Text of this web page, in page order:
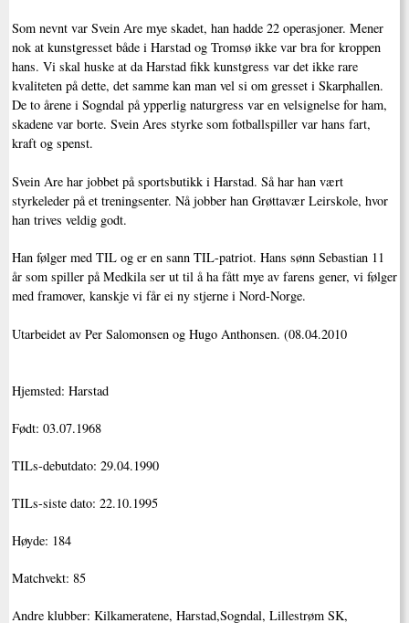
Som nevnt var Svein Are mye skadet, han hadde 22 operasjoner. Mener
nok at kunstgresset både i Harstad og Tromsø ikke var bra for kroppen
hans. Vi skal huske at da Harstad fikk kunstgress var det ikke rare
kvaliteten på dette, det samme kan man vel si om gresset i Skarphallen.
De to årene i Sogndal på ypperlig naturgress var en velsignelse for ham,
skadene var borte. Svein Ares styrke som fotballspiller var hans fart,
kraft og spenst.
Svein Are har jobbet på sportsbutikk i Harstad. Så har han vært
styrkeleder på et treningsenter. Nå jobber han Grøttavær Leirskole, hvor
han trives veldig godt.
Han følger med TIL og er en sann TIL-patriot. Hans sønn Sebastian 11
år som spiller på Medkila ser ut til å ha fått mye av farens gener, vi følger
med framover, kanskje vi får ei ny stjerne i Nord-Norge.
Utarbeidet av Per Salomonsen og Hugo Anthonsen. (08.04.2010
Hjemsted: Harstad
Født: 03.07.1968
TILs-debutdato: 29.04.1990
TILs-siste dato: 22.10.1995
Høyde: 184
Matchvekt: 85
Andre klubber: Kilkameratene, Harstad,Sogndal, Lillestrøm SK,